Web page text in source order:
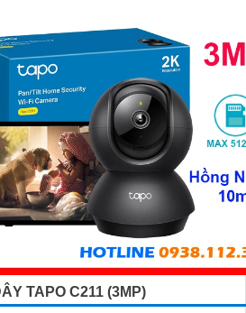
TAPO C211 (3MP)